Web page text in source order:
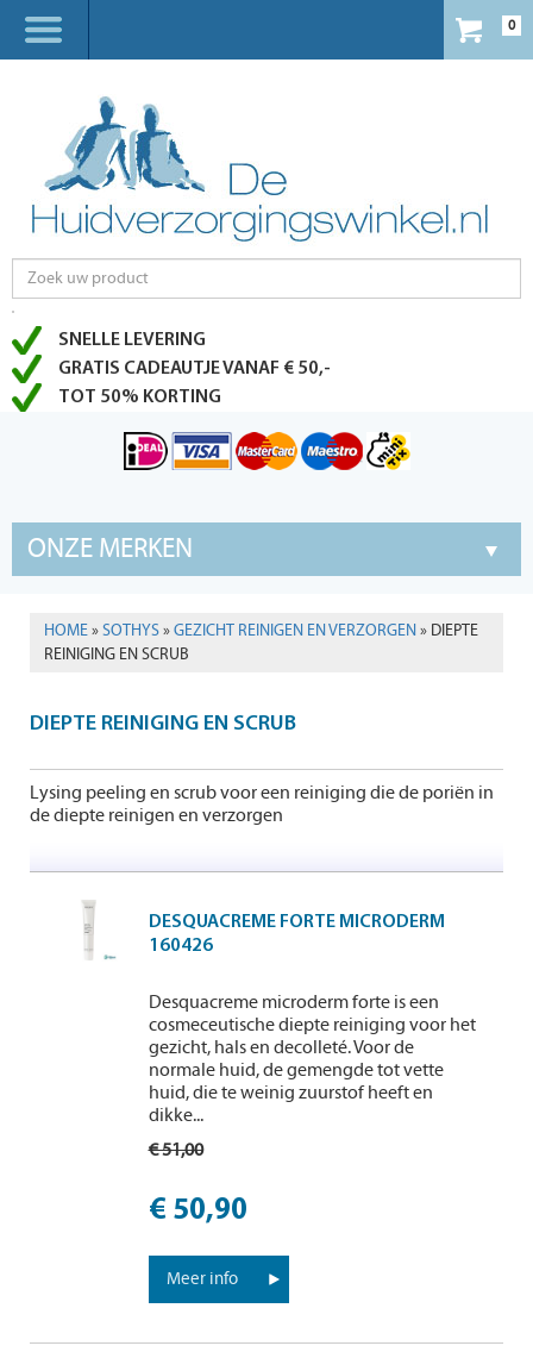
0
SNELLE LEVERING
GRATIS CADEAUTJE VANAF € 50,-
TOT 50% KORTING
ONZE MERKEN
HOME»SOTHYS»GEZICHT REINIGEN EN VERZORGEN » DIEPTE
REINIGING EN SCRUB
DIEPTE REINIGING EN SCRUB
Lysing peeling en scrub voor een reiniging die de poriën in
de diepte reinigen en verzorgen
DESQUACREME FORTE MICRODERM
160426
Desquacreme microderm forte is een
cosmeceutische diepte reiniging voor het
gezicht, hals en decolleté. Voor de
normale huid, de gemengde tot vette
huid, die te weinig zuurstof heeft en
dikke...
€ 51,00
€ 50,90
Meer info